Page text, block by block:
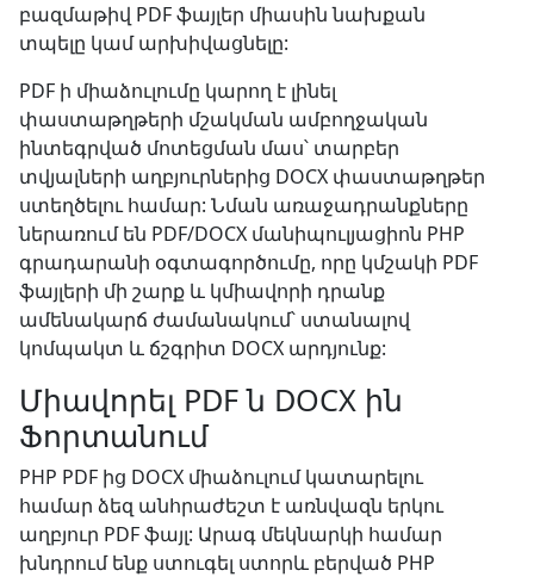
բազմաթիվ PDF ֆայլեր միասին նախքան
տպելը կամ արխիվացնելը:
PDF ի միաձուլումը կարող է լինել
փաստաթղթերի մշակման ամբողջական
ինտեգրված մոտեցման մաս՝ տարբեր
տվյալների աղբյուրներից DOCX փաստաթղթեր
ստեղծելու համար: Նման առաջադրանքները
ներառում են PDF/DOCX մանիպուլյացիոն PHP
գրադարանի օգտագործումը, որը կմշակի PDF
ֆայլերի մի շարք և կմիավորի դրանք
ամենակարճ ժամանակում՝ ստանալով
կոմպակտ և ճշգրիտ DOCX արդյունք:
Միավորել PDF ն DOCX ին
Ֆորտանում
PHP PDF ից DOCX միաձուլում կատարելու
համար ձեզ անհրաժեշտ է առնվազն երկու
աղբյուր PDF ֆայլ: Արագ մեկնարկի համար
խնդրում ենք ստուգել ստորև բերված PHP